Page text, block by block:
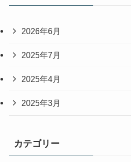
2026年6月
2025年7月
2025年4月
2025年3月
カテゴリー